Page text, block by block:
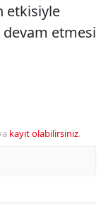
etkisiyle
etmesi
kayıt olabilirsiniz.